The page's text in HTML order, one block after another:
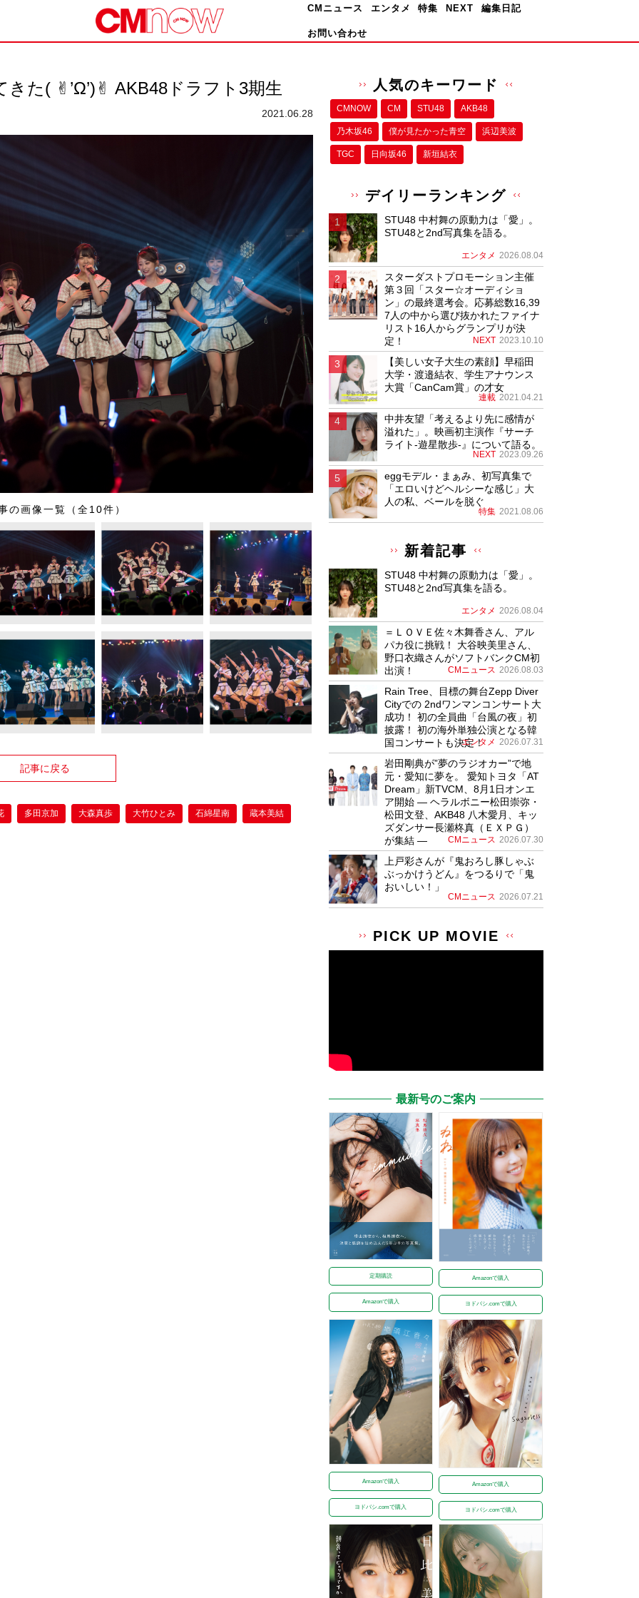
CMニュース エンタメ 特集 NEXT 編集日記
お問い合わせ
きた( ✌︎’Ω’)✌︎ AKB48ドラフト3期生
2021.06.28
の画像一覧（全10件）
記事に戻る
多田京加 大森真歩 大竹ひとみ 石綿星南 蔵本美結
人気のキーワード
CMNOW CM STU48 AKB48
乃木坂46 僕が⾒たかった⻘空 浜辺美波
TGC 日向坂46 新垣結衣
デイリーランキング
STU48 中村舞の原動力は「愛」。
STU48と2nd写真集を語る。
エンタメ 2026.08.04
スターダストプロモーション主催
第３回「スター☆オーディショ
ン」の最終選考会。応募総数16,39
7人の中から選び抜かれたファイナ
リスト16人からグランプリが決
定！
NEXT 2023.10.10
【美しい女子大生の素顔】早稲田
大学・渡邉結衣、学生アナウンス
大賞「CanCam賞」の才女
連載 2021.04.21
中井友望「考えるより先に感情が
溢れた」。映画初主演作『サーチ
ライト-遊星散歩-』について語る。
NEXT 2023.09.26
eggモデル・まぁみ、初写真集で
「エロいけどヘルシーな感じ」大
人の私、ベールを脱ぐ
特集 2021.08.06
新着記事
STU48 中村舞の原動力は「愛」。
STU48と2nd写真集を語る。
エンタメ 2026.08.04
＝ＬＯＶＥ佐々木舞香さん、アル
パカ役に挑戦！ 大谷映美里さん、
野口衣織さんがソフトバンクCM初
出演！
CMニュース 2026.08.03
Rain Tree、目標の舞台Zepp Diver
Cityでの 2ndワンマンコンサート大
成功！ 初の全員曲「台風の夜」初
披露！ 初の海外単独公演となる韓
国コンサートも決定！
エンタメ 2026.07.31
岩田剛典が”夢のラジオカー”で地
元・愛知に夢を。 愛知トヨタ「AT
Dream」新TVCM、8月1日オンエ
ア開始 ― ヘラルボニー松田崇弥・
松田文登、AKB48 八木愛月、キッ
ズダンサー長瀬柊真（ＥＸＰＧ）
が集結 ―
CMニュース 2026.07.30
上戸彩さんが『鬼おろし豚しゃぶ
ぶっかけうどん』をつるりで「鬼
おいしい！」
CMニュース 2026.07.21
PICK UP MOVIE
最新号のご案内
定期購読
Amazonで購入
Amazonで購入
ヨドバシ.comで購入
Amazonで購入
ヨドバシ.comで購入
Amazonで購入
ヨドバシ.comで購入